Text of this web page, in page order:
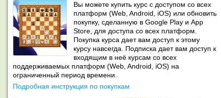
Вы можете купить курс с доступом со всех
платформ (Web, Android, iOS) или обновить
покупку, сделанную в Google Play и App
Store, для доступа со всех платформ.
Покупка курса дает вам доступ к этому
курсу навсегда. Подписка дает вам доступ к
входящим в неё курсам со всех
поддерживаемых платформ (Web, Android, iOS) на
ограниченный период времени.
Подробная инструкция по покупкам